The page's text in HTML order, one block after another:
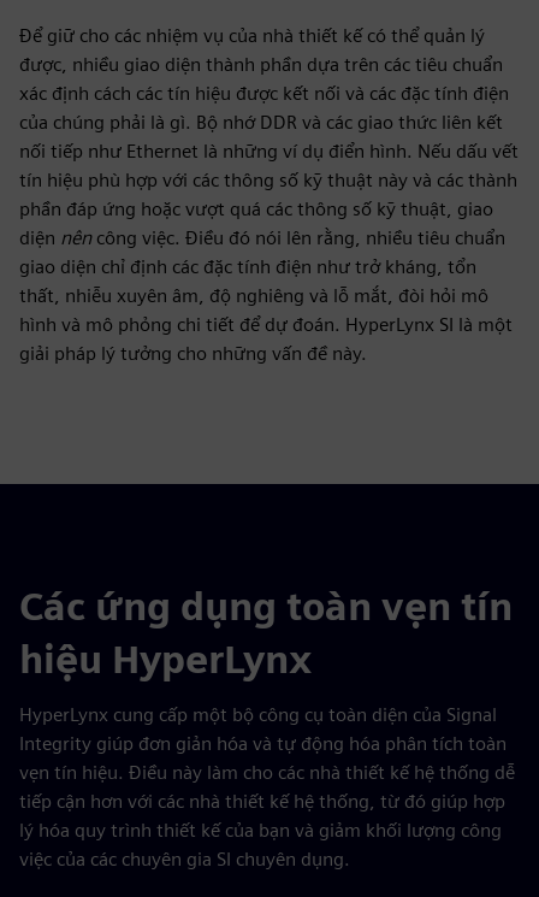
Để giữ cho các nhiệm vụ của nhà thiết kế có thể quản lý
được, nhiều giao diện thành phần dựa trên các tiêu chuẩn
xác định cách các tín hiệu được kết nối và các đặc tính điện
của chúng phải là gì. Bộ nhớ DDR và các giao thức liên kết
nối tiếp như Ethernet là những ví dụ điển hình. Nếu dấu vết
tín hiệu phù hợp với các thông số kỹ thuật này và các thành
phần đáp ứng hoặc vượt quá các thông số kỹ thuật, giao
diện nêncông việc. Điều đó nói lên rằng, nhiều tiêu chuẩn
giao diện chỉ định các đặc tính điện như trở kháng, tổn
thất, nhiễu xuyên âm, độ nghiêng và lỗ mắt, đòi hỏi mô
hình và mô phỏng chi tiết để dự đoán. HyperLynx SI là một
giải pháp lý tưởng cho những vấn đề này.
Các ứng dụng toàn vẹn tín
hiệu HyperLynx
HyperLynx cung cấp một bộ công cụ toàn diện của Signal
Integrity giúp đơn giản hóa và tự động hóa phân tích toàn
vẹn tín hiệu. Điều này làm cho các nhà thiết kế hệ thống dễ
tiếp cận hơn với các nhà thiết kế hệ thống, từ đó giúp hợp
lý hóa quy trình thiết kế của bạn và giảm khối lượng công
việc của các chuyên gia SI chuyên dụng.